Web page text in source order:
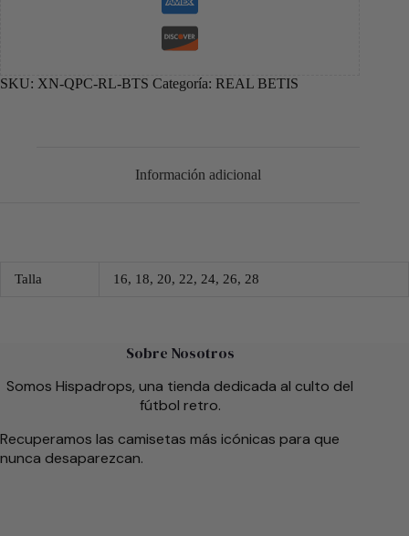
SKU: XN-QPC-RL-BTS Categoría: REAL BETIS
Información adicional
Talla 16, 18, 20, 22, 24, 26, 28
Sobre Nosotros
Somos Hispadrops, una tienda dedicada al culto del
fútbol retro.
Recuperamos las camisetas más icónicas para que
nunca desaparezcan.